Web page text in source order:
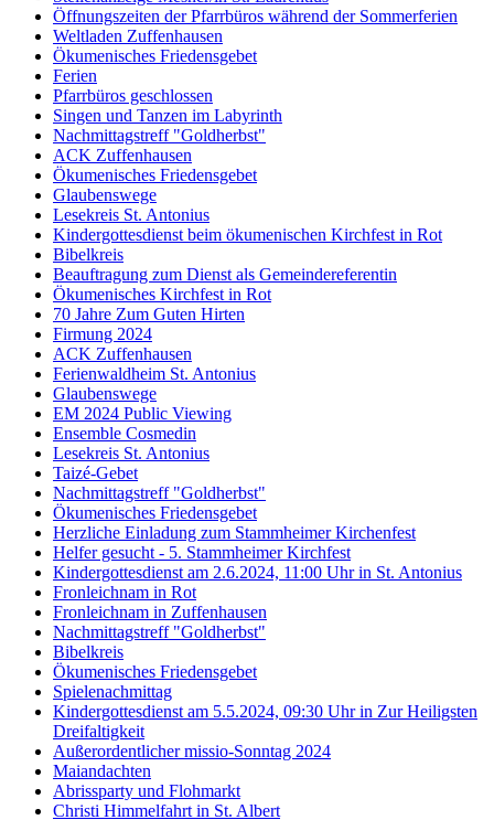
Öffnungszeiten der Pfarrbüros während der Sommerferien
Weltladen Zuffenhausen
Ökumenisches Friedensgebet
Ferien
Pfarrbüros geschlossen
Singen und Tanzen im Labyrinth
Nachmittagstreff "Goldherbst"
ACK Zuffenhausen
Ökumenisches Friedensgebet
Glaubenswege
Lesekreis St. Antonius
Kindergottesdienst beim ökumenischen Kirchfest in Rot
Bibelkreis
Beauftragung zum Dienst als Gemeindereferentin
Ökumenisches Kirchfest in Rot
70 Jahre Zum Guten Hirten
Firmung 2024
ACK Zuffenhausen
Ferienwaldheim St. Antonius
Glaubenswege
EM 2024 Public Viewing
Ensemble Cosmedin
Lesekreis St. Antonius
Taizé-Gebet
Nachmittagstreff "Goldherbst"
Ökumenisches Friedensgebet
Herzliche Einladung zum Stammheimer Kirchenfest
Helfer gesucht - 5. Stammheimer Kirchfest
Kindergottesdienst am 2.6.2024, 11:00 Uhr in St. Antonius
Fronleichnam in Rot
Fronleichnam in Zuffenhausen
Nachmittagstreff "Goldherbst"
Bibelkreis
Ökumenisches Friedensgebet
Spielenachmittag
Kindergottesdienst am 5.5.2024, 09:30 Uhr in Zur Heiligsten
Dreifaltigkeit
Außerordentlicher missio-Sonntag 2024
Maiandachten
Abrissparty und Flohmarkt
Christi Himmelfahrt in St. Albert